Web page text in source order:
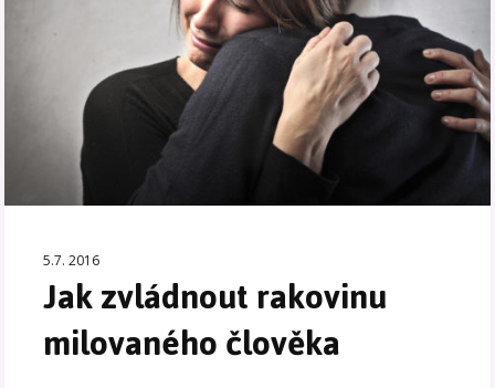
5.7. 2016
Jak zvládnout rakovinu
milovaného člověka